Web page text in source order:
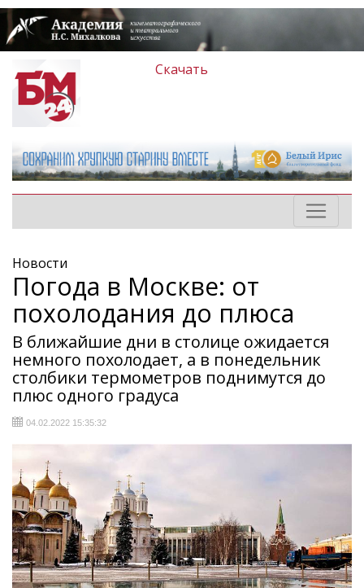
Скачать
Новости
Погода в Москве: от
похолодания до плюса
В ближайшие дни в столице ожидается
немного похолодает, а в понедельник
столбики термометров поднимутся до
плюс одного градуса
04.02.2022 15:35:32